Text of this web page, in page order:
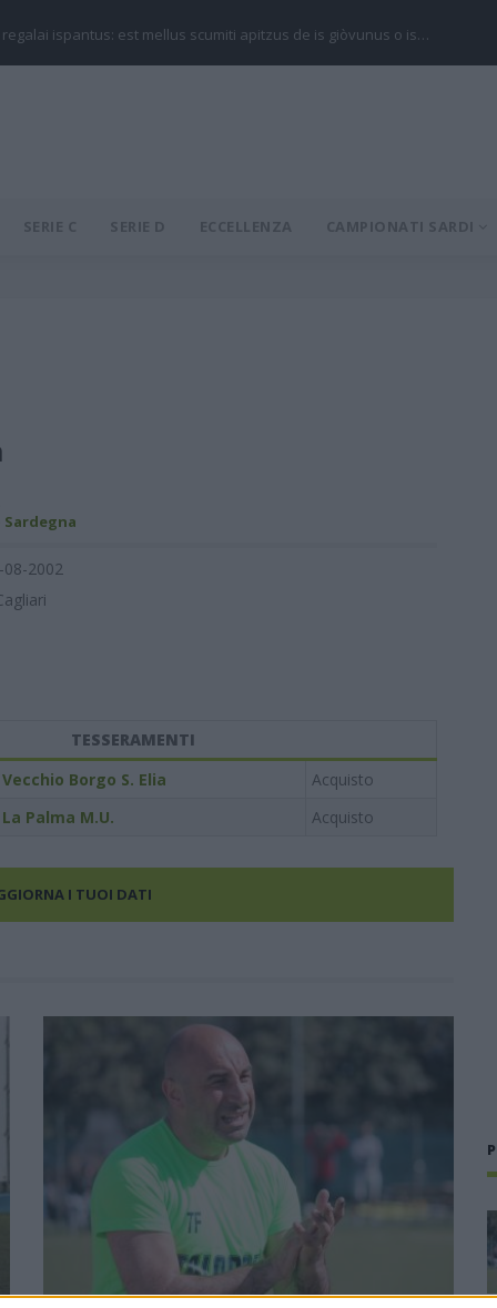
regalai ispantus: est mellus scumiti apitzus de is giòvunus o is…
SERIE C SERIE D ECCELLENZA CAMPIONATI SARDI
08-2002
TESSERAMENTI
Vecchio Borgo S. Elia
Acquisto
La Palma M.U. Acquisto
I TUOI DATI